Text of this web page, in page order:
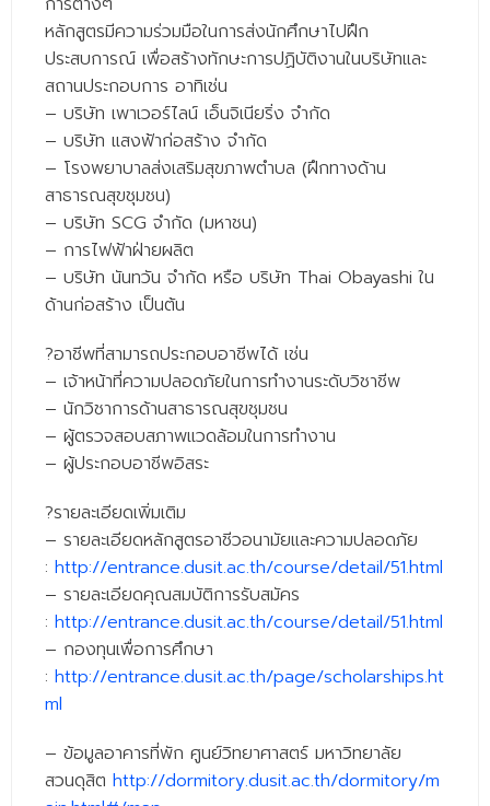
- การจัดการความรู้ (KM Scitech)
- โครงการบริหารจัดการพื้นที่ 10 ไร่ ด้านหลังโรงสีข้าว
สวนดุสิต จังหวัดปราจีนบุรี
- ผลงาน/รางวัล
- SDU Zero Waste
- งานวิจัย/นวัตกรรม
หลักสูตรมีความร่วมมือในการส่งนักศึกษาไปฝึก
ประสบการณ์ เพื่อสร้างทักษะการปฏิบัติงานในบริษัทและ
สถานประกอบการ อาทิเช่น
– บริษัท เพาเวอร์ไลน์ เอ็นจิเนียริ่ง จํากัด
– บริษัท แสงฟ้าก่อสร้าง จำกัด
– โรงพยาบาลส่งเสริมสุขภาพตำบล (ฝึกทางด้าน
สาธารณสุขชุมชน)
– บริษัท SCG จำกัด (มหาชน)
– การไฟฟ้าฝ่ายผลิต
– บริษัท นันทวัน จำกัด หรือ บริษัท Thai Obayashi ใน
ด้านก่อสร้าง เป็นต้น
?อาชีพที่สามารถประกอบอาชีพได้ เช่น
– เจ้าหน้าที่ความปลอดภัยในการทำงานระดับวิชาชีพ
– นักวิชาการด้านสาธารณสุขชุมชน
– ผู้ตรวจสอบสภาพแวดล้อมในการทำงาน
– ผู้ประกอบอาชีพอิสระ
?รายละเอียดเพิ่มเติม
– รายละเอียดหลักสูตรอาชีวอนามัยและความปลอดภัย
: http://entrance.dusit.ac.th/course/detail/51.html
– รายละเอียดคุณสมบัติการรับสมัคร
: http://entrance.dusit.ac.th/course/detail/51.html
– กองทุนเพื่อการศึกษา
: http://entrance.dusit.ac.th/page/scholarships.ht
ml
– ข้อมูลอาคารที่พัก ศูนย์วิทยาศาสตร์ มหาวิทยาลัย
สวนดุสิต http://dormitory.dusit.ac.th/dormitory/m